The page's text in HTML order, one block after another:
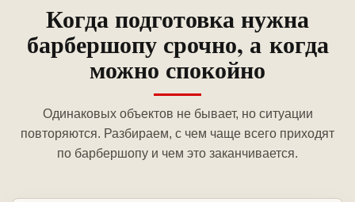
Когда подготовка нужна
барбершопу срочно, а когда
можно спокойно
Одинаковых объектов не бывает, но ситуации
повторяются. Разбираем, с чем чаще всего приходят
по барбершопу и чем это заканчивается.